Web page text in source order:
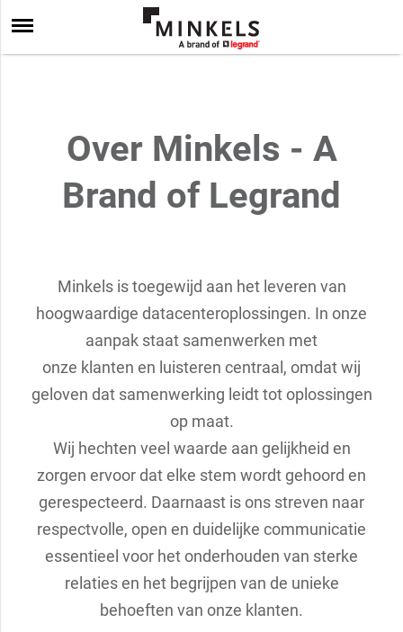
Over Minkels - A
Brand of Legrand
Minkels is toegewijd aan het leveren van
hoogwaardige datacenteroplossingen. In onze
aanpak staat samenwerken met
onze klanten en luisteren centraal, omdat wij
geloven dat samenwerking leidt tot oplossingen
op maat.
Wij hechten veel waarde aan gelijkheid en
zorgen ervoor dat elke stem wordt gehoord en
gerespecteerd. Daarnaast is ons streven naar
respectvolle, open en duidelijke communicatie
essentieel voor het onderhouden van sterke
relaties en het begrijpen van de unieke
behoeften van onze klanten.